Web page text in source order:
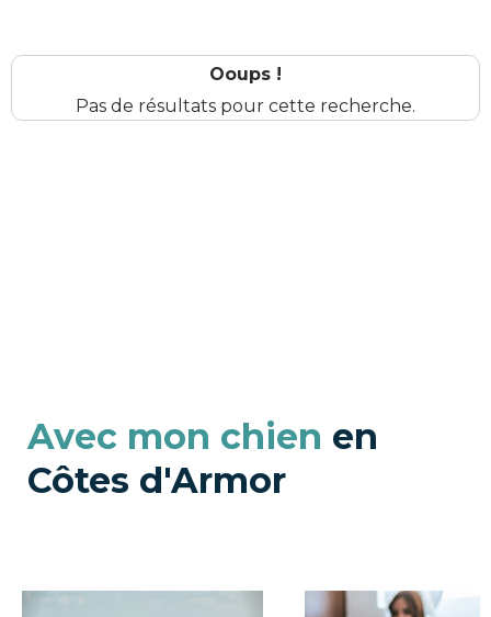
Ooups !
Pas de résultats pour cette recherche.
Avec mon chien en
Côtes d'Armor